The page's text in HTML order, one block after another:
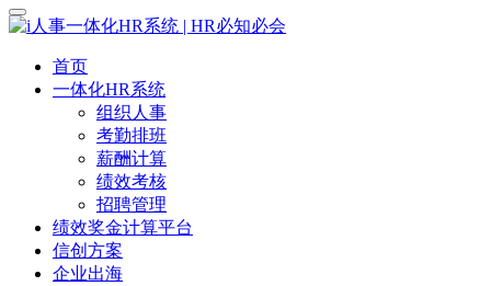
首页
一体化HR系统
组织人事
考勤排班
薪酬计算
绩效考核
招聘管理
绩效奖金计算平台
信创方案
企业出海